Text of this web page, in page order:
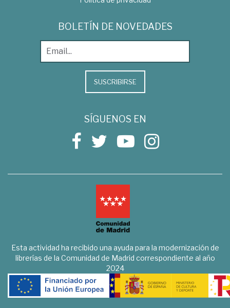
BOLETÍN DE NOVEDADES
SUSCRIBIRSE
SÍGUENOS EN
Esta actividad ha recibido una ayuda para la modernización de
librerías de la Comunidad de Madrid correspondiente al año
2024